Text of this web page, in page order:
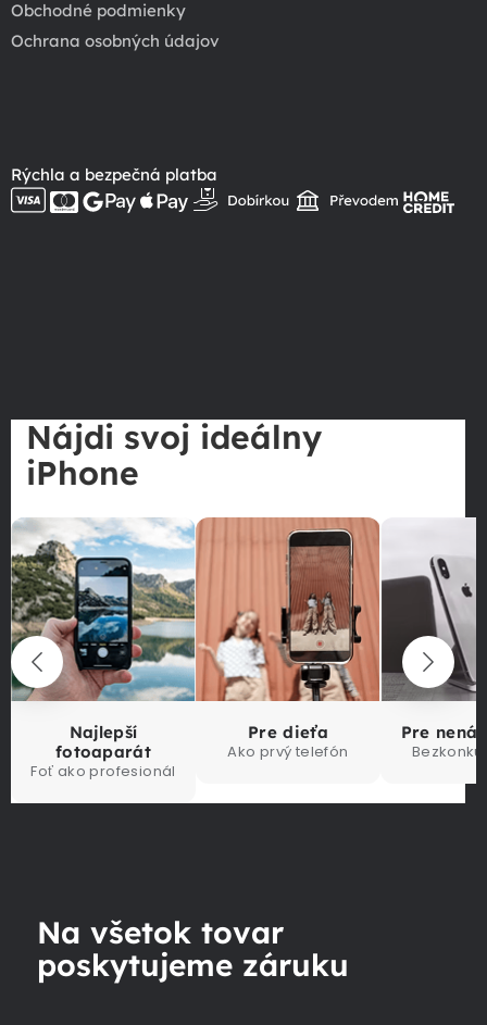
Obchodné podmienky
Ochrana osobných údajov
Rýchla a bezpečná platba
Nájdi svoj ideálny
iPhone
Najlepší
fotoaparát
Foť ako profesionál
Pre dieťa
Ako prvý telefón
Pre
Na všetok tovar
poskytujeme záruku